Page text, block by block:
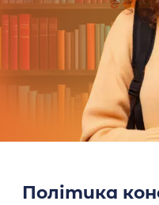
Політика